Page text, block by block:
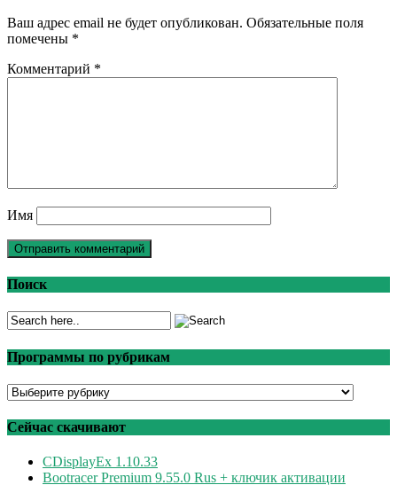
Ваш адрес email не будет опубликован. Обязательные поля
помечены *
Комментарий *
Имя
Поиск
Программы по рубрикам
Программы
рубрикам
Сейчас скачивают
CDisplayEx 1.10.33
Bootracer Premium 9.55.0 Rus + ключик активации